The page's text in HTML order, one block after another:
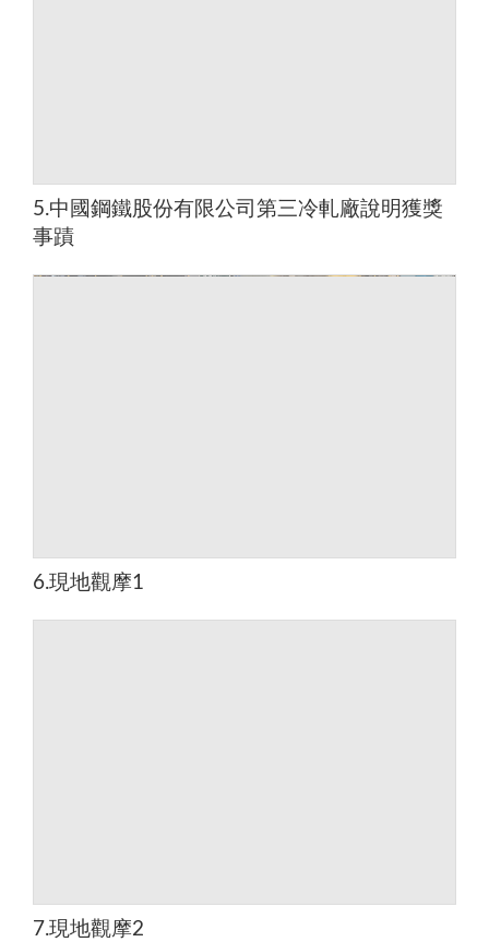
5.中國鋼鐵股份有限公司第三冷軋廠說明獲獎
事蹟
6.現地觀摩1
7.現地觀摩2